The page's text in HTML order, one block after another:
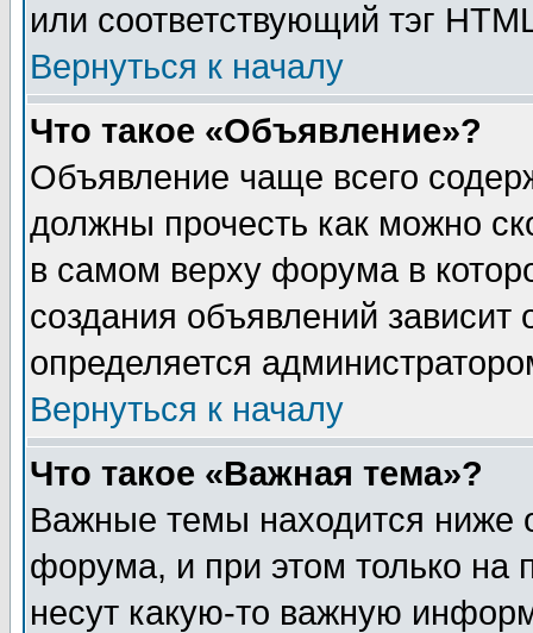
или соответствующий тэг
Вернуться к началу
Что такое «Объявление»?
Объявление чаще всего
должны прочесть как можно
в самом верху форума в
создания объявлений зависит
определяется
Вернуться к началу
Что такое «Важная тема»?
Важные темы находится ниже
форума, и при этом только на
несут какую-то важную